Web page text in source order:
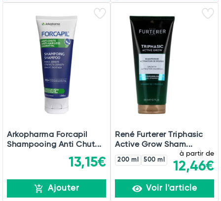
Commander
Arkopharma Forcapil
Shampooing Anti Chut...
13,15€
Ajouter
René Furterer Triphasic
Active Grow Sham...
200 ml 500 ml
à partir de
12,46€
Voir l'article